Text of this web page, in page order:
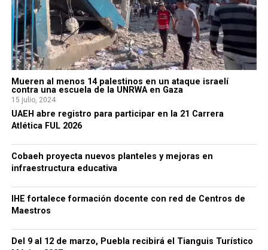
Mueren al menos 14 palestinos en un ataque israelí
contra una escuela de la UNRWA en Gaza
15 julio, 2024
UAEH abre registro para participar en la 21 Carrera
Atlética FUL 2026
Cobaeh proyecta nuevos planteles y mejoras en
infraestructura educativa
IHE fortalece formación docente con red de Centros de
Maestros
Del 9 al 12 de marzo, Puebla recibirá el Tianguis Turístico